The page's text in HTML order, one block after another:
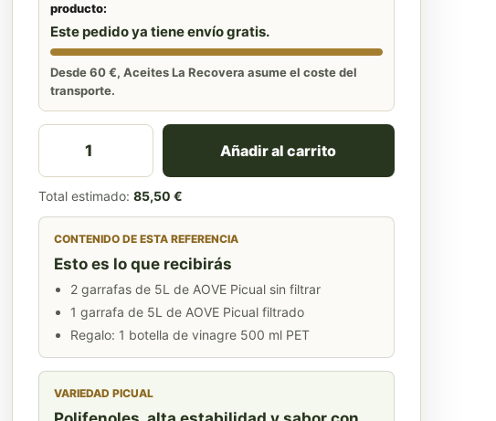
producto:
Este pedido ya tiene envío gratis.
Desde 60 €, Aceites La Recovera asume el coste del
transporte.
Pack Ahorro AOVE Mixto Familiar 15L – La Recovera cantidad
Añadir al carrito
Total estimado: 85,50 €
CONTENIDO DE ESTA REFERENCIA
Esto es lo que recibirás
2 garrafas de 5L de AOVE Picual sin filtrar
1 garrafa de 5L de AOVE Picual filtrado
Regalo: 1 botella de vinagre 500 ml PET
VARIEDAD PICUAL